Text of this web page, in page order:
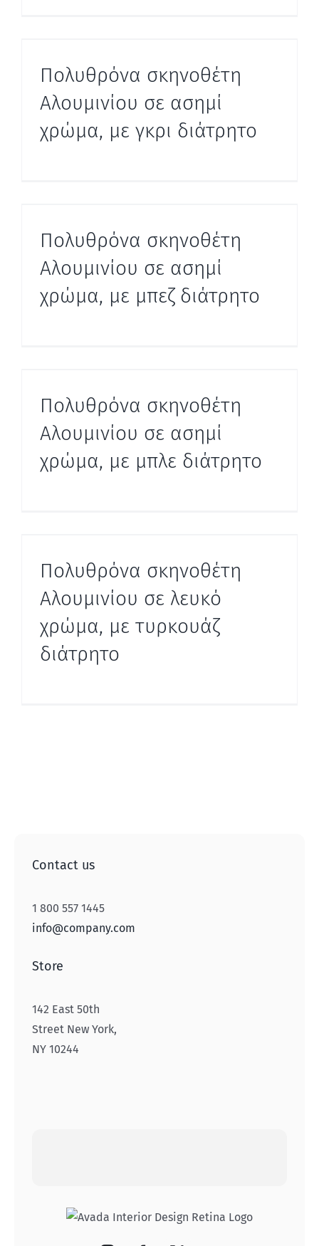
Πολυθρόνα σκηνοθέτη
Αλουμινίου σε ασημί
χρώμα, με γκρι διάτρητο
Πολυθρόνα σκηνοθέτη
Αλουμινίου σε ασημί
χρώμα, με μπεζ διάτρητο
Πολυθρόνα σκηνοθέτη
Αλουμινίου σε ασημί
χρώμα, με μπλε διάτρητο
Πολυθρόνα σκηνοθέτη
Αλουμινίου σε λευκό
χρώμα, με τυρκουάζ
διάτρητο
Contact us
1 800 557 1445
info@company.com
Store
142 East 50th
Street New York,
NY 10244